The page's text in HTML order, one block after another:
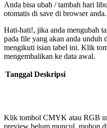
Anda bisa ubah / tambah hari
otomatis di save di browser anda.
Hati-hati!, jika anda mengubah
pada file yang akan anda unduh
mengikuti isian tabel ini. Klik
mengembalikan ke data awal.
Tanggal Deskripsi
Klik tombol CMYK atau RGB